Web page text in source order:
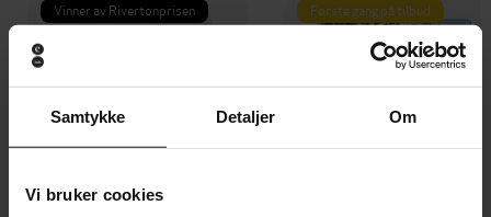
Samtykke Detaljer Om
Vi bruker cookies
Vinner av Rivertonprisen Første gang på tilbud